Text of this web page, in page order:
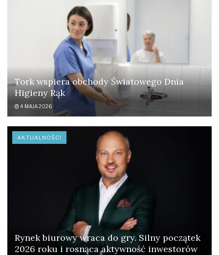
Tork wspiera obchody Światowego Dnia
Higieny Rąk
4 MAJA 2026
AKTUALNOŚCI
Rynek biurowy wraca do gry. Silny początek
2026 roku i rosnąca aktywność inwestorów